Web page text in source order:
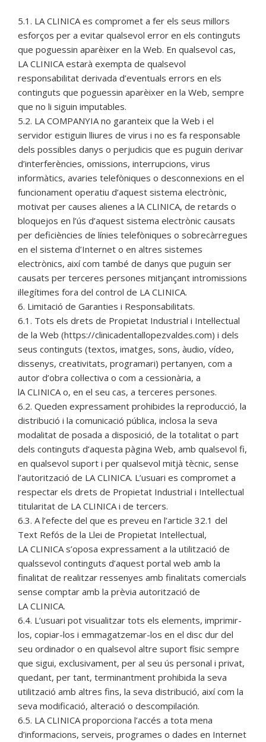
5.1. LA CLINICA es compromet a fer els seus millors
esforços per a evitar qualsevol error en els continguts
que poguessin aparèixer en la Web. En qualsevol cas,
LA CLINICA estarà exempta de qualsevol
responsabilitat derivada d’eventuals errors en els
continguts que poguessin aparèixer en la Web, sempre
que no li siguin imputables.
5.2. LA COMPANYIA no garanteix que la Web i el
servidor estiguin lliures de virus i no es fa responsable
dels possibles danys o perjudicis que es puguin derivar
d’interferències, omissions, interrupcions, virus
informàtics, avaries telefòniques o desconnexions en el
funcionament operatiu d’aquest sistema electrònic,
motivat per causes alienes a lA CLINICA, de retards o
bloquejos en l’ús d’aquest sistema electrònic causats
per deficiències de línies telefòniques o sobrecàrregues
en el sistema d’Internet o en altres sistemes
electrònics, així com també de danys que puguin ser
causats per terceres persones mitjançant intromissions
il·legítimes fora del control de LA CLINICA.
6. Limitació de Garanties i Responsabilitats.
6.1. Tots els drets de Propietat Industrial i Intel·lectual
de la Web (https://clinicadentallopezvaldes.com) i dels
seus continguts (textos, imatges, sons, àudio, vídeo,
dissenys, creativitats, programari) pertanyen, com a
autor d’obra col·lectiva o com a cessionària, a
lA CLINICA o, en el seu cas, a terceres persones.
6.2. Queden expressament prohibides la reproducció, la
distribució i la comunicació pública, inclosa la seva
modalitat de posada a disposició, de la totalitat o part
dels continguts d’aquesta pàgina Web, amb qualsevol fi,
en qualsevol suport i per qualsevol mitjà tècnic, sense
l’autorització de LA CLINICA. L’usuari es compromet a
respectar els drets de Propietat Industrial i Intel·lectual
titularitat de LA CLINICA i de tercers.
6.3. A l’efecte del que es preveu en l’article 32.1 del
Text Refós de la Llei de Propietat Intel·lectual,
LA CLINICA s’oposa expressament a la utilització de
qualssevol continguts d’aquest portal web amb la
finalitat de realitzar ressenyes amb finalitats comercials
sense comptar amb la prèvia autorització de
LA CLINICA.
6.4. L’usuari pot visualitzar tots els elements, imprimir-
los, copiar-los i emmagatzemar-los en el disc dur del
seu ordinador o en qualsevol altre suport físic sempre
que sigui, exclusivament, per al seu ús personal i privat,
quedant, per tant, terminantment prohibida la seva
utilització amb altres fins, la seva distribució, així com la
seva modificació, alteració o descompilación.
6.5. LA CLINICA proporciona l’accés a tota mena
d’informacions, serveis, programes o dades en Internet